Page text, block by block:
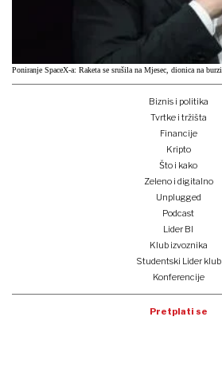
Poniranje SpaceX-a: Raketa se srušila na Mjesec, dionica na burzi
Biznis i politika
Tvrtke i tržišta
Financije
Kripto
Što i kako
Zeleno i digitalno
Unplugged
Podcast
Lider BI
Klub izvoznika
Studentski Lider klub
Konferencije
Pretplati se